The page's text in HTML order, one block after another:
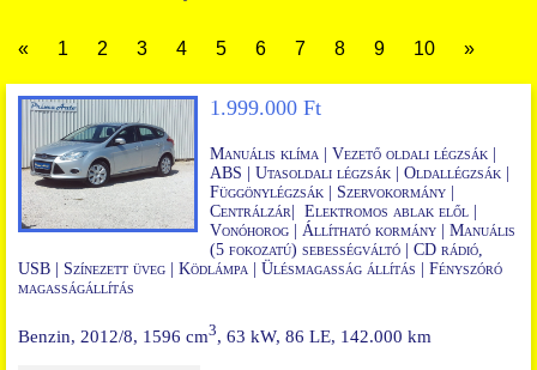
« 1 2 3 4 5 6 7 8 9 10 »
1.999.000 Ft
Manuális klíma
Vezető oldali légzsák |
ABS
Utasoldali légzsák | Oldallégzsák
Függönylégzsák
Szervokormány |
Centrálzár
Elektromos ablak elől
Vonóhorog |
Állítható kormány | Manuális
(5 fokozatú) sebességváltó | CD rádió,
USB
Színezett üveg | Ködlámpa Ülésmagasság állítás | Fényszóró
magasságállítás
Benzin, 2012/8, 1596 cm3, 63 kW, 86 LE, 142.000 km